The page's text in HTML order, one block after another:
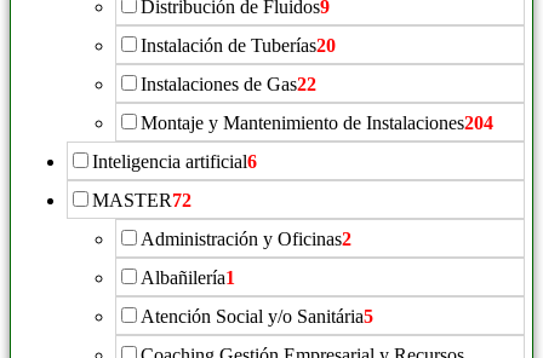
Distribución de Fluidos9
Instalación de Tuberías20
Instalaciones de Gas22
Montaje y Mantenimiento de Instalaciones204
Inteligencia artificial6
MASTER72
Administración y Oficinas2
Albañilería1
Atención Social y/o Sanitária5